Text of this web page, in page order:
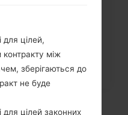
для цілей,
контракту між
зберігаються до
не буде
для цілей законних